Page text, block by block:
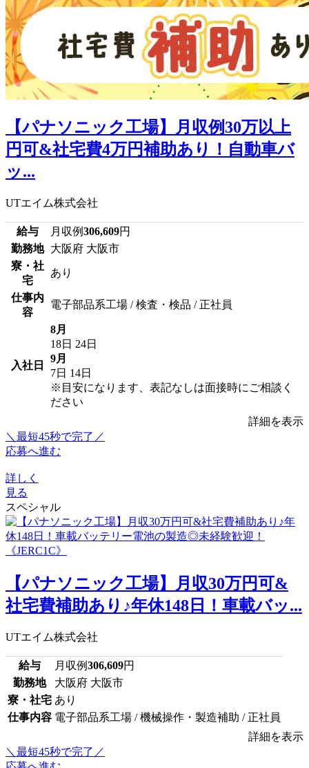
【パナソニック工場】月収例30万以上
円可&社宅費4万円補助あり！自動車バ
ッ...
UTエイム株式会社
給与 月収例306,609円
勤務地 大阪府 大阪市
寮・社
宅
あり
仕事内
容
電子部品系工場 / 検査・検品 / 正社員
入社日
8月
18日 24日
9月
7日 14日
※目安になります、表記なしは面接時にご相談く
ださい
詳細を表示
＼最短45秒で完了／
応募へ進む
詳しく
見る
スペシャル
【パナソニック工場】月収30万円可&
社宅費補助あり♪年休148日！車載バッ...
UTエイム株式会社
給与 月収例306,609円
勤務地
大阪府 大阪市
寮・社宅 あり
仕事内容 電子部品系工場 / 機械操作・製造補助 / 正社員
詳細を表示
＼最短45秒で完了／